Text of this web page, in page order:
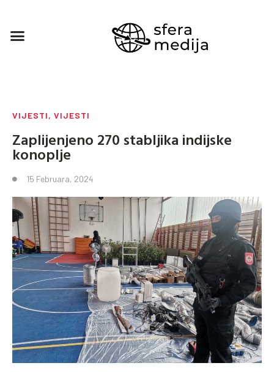
VIJESTI, VIJESTI
Zaplijenjeno 270 stabljika indijske
konoplje
15 Februara, 2024